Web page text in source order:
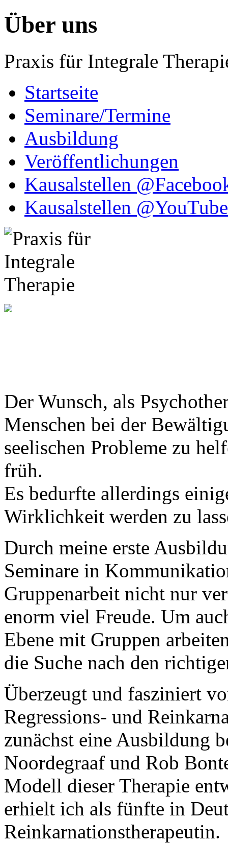
Über uns
Praxis für Integrale
Startseite
Seminare/Termine
Ausbildung
Veröffentlichungen
Kausalstellen
Kausalstellen @YouTube
Der Wunsch, als
Menschen bei der
seelischen Probleme zu
früh.
Es bedurfte allerdings
Wirklichkeit werden zu
Durch meine erste
Seminare in
Gruppenarbeit nicht nur
enorm viel Freude. Um
Ebene mit Gruppen
die Suche nach den
Überzeugt und fasziniert
Regressions- und
zunächst eine Ausbildung
Noordegraaf und Rob
Modell dieser Therapie
erhielt ich als fünfte in
Reinkarnationstherapeutin.